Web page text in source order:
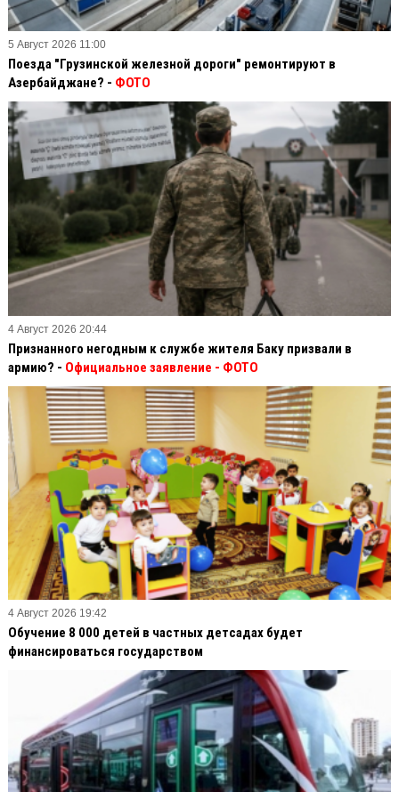
5 Август 2026 11:00
Поезда "Грузинской железной дороги" ремонтируют в
Азербайджане? - ФОТО
4 Август 2026 20:44
Признанного негодным к службе жителя Баку призвали в
армию? - Официальное заявление - ФОТО
4 Август 2026 19:42
Обучение 8 000 детей в частных детсадах будет
финансироваться государством